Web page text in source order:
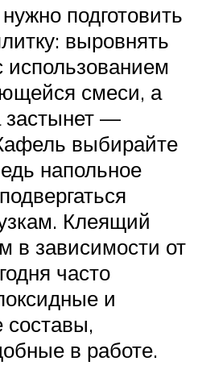
подготовить
выровнять
использованием
смеси, а
застынет —
выбирайте
напольное
Клеящий
в зависимости от
часто
и
составы,
в работе.